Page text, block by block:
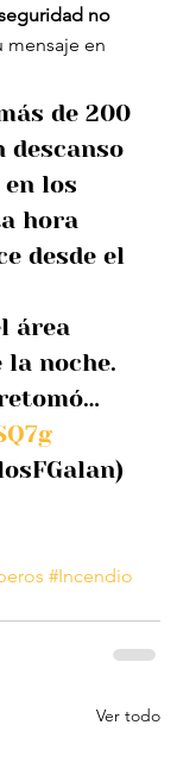
no
mensaje en
de 200
los
hora
desde el
área
noche.
#Incendio
Ver todo